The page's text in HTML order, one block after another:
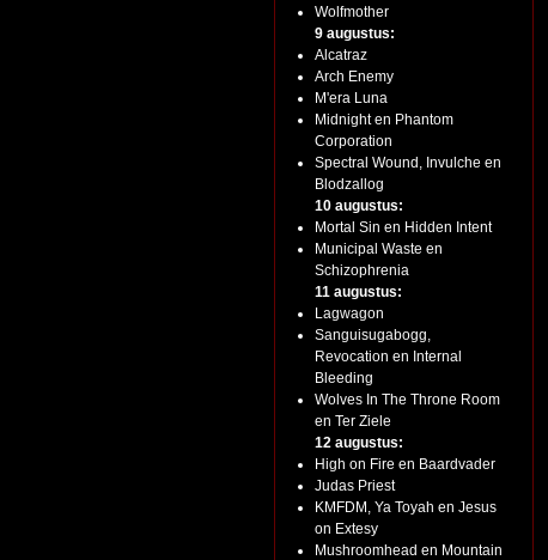
Wolfmother
9 augustus:
Alcatraz
Arch Enemy
M'era Luna
Midnight en Phantom
Corporation
Spectral Wound, Invulche en
Blodzallog
10 augustus:
Mortal Sin en Hidden Intent
Municipal Waste en
Schizophrenia
11 augustus:
Lagwagon
Sanguisugabogg,
Revocation en Internal
Bleeding
Wolves In The Throne Room
en Ter Ziele
12 augustus:
High on Fire en Baardvader
Judas Priest
KMFDM, Ya Toyah en Jesus
on Extesy
Mushroomhead en Mountain